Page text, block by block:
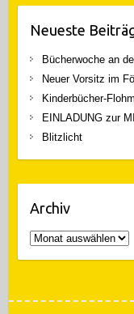
Neueste
Bücherwoche an
Neuer Vorsitz im
Kinderbücher-
EINLADUNG zur
Blitzlicht
Archiv
Archiv